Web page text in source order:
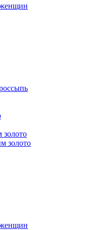
золото
золото